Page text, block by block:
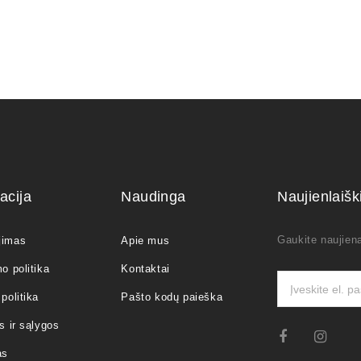
politika
ir sąlygos
Naudinga
Apie mus
Kontaktai
Pašto kodų paieška
Gaukite